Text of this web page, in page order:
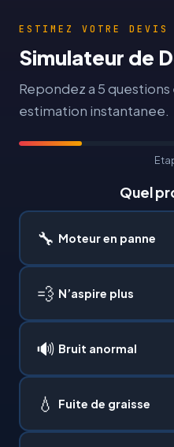
ESTIMEZ VOTRE DEVIS
Simulateur de
Repondez a 5
estimation instantanee.
Quel
🔧 Moteur en panne
💨 N’aspire plus
🔊 Bruit anormal
💧 Fuite de graisse